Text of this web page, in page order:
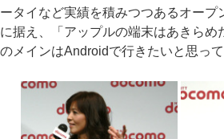
ータイなど実績を積みつつあるオープ
に据え、「アップルの端末はあきらめ
のメインはAndroidで行きたいと思って